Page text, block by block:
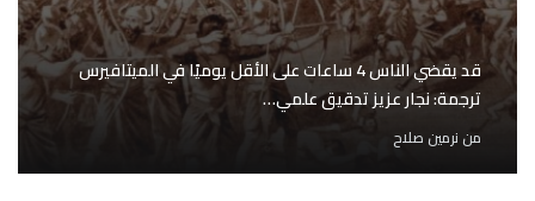
قد يقضي الناس 4 ساعات على الأقل يوميًا في الميتافيرس
ترجمة: نجار عزيز تدقيق علمي…
من نرمين صلاح